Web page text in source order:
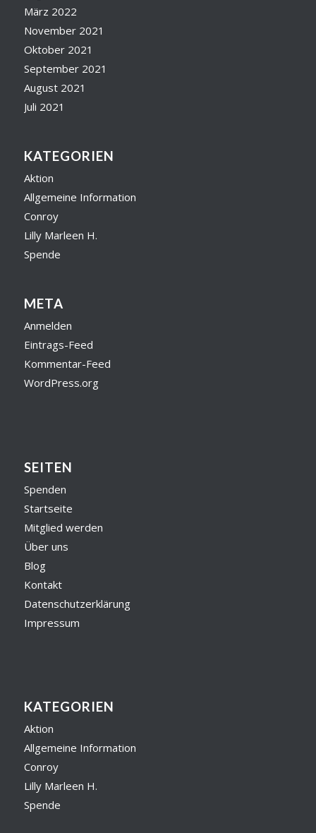
März 2022
November 2021
Oktober 2021
September 2021
August 2021
Juli 2021
KATEGORIEN
Aktion
Allgemeine Information
Conroy
Lilly Marleen H.
Spende
META
Anmelden
Eintrags-Feed
Kommentar-Feed
WordPress.org
SEITEN
Spenden
Startseite
Mitglied werden
Über uns
Blog
Kontakt
Datenschutzerklärung
Impressum
KATEGORIEN
Aktion
Allgemeine Information
Conroy
Lilly Marleen H.
Spende